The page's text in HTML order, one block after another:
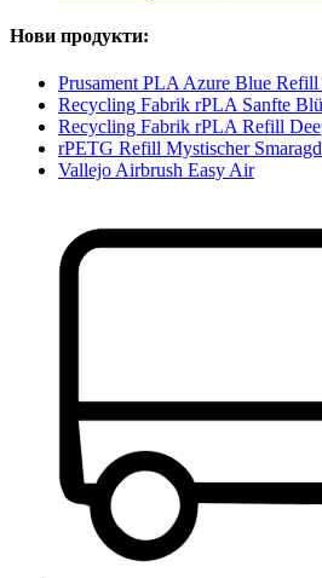
Нови продукти:
Prusament PLA Azure Blue
Recycling Fabrik rPLA Sanfte
Recycling Fabrik rPLA Refill
rPETG Refill Mystischer
Vallejo Airbrush Easy Air